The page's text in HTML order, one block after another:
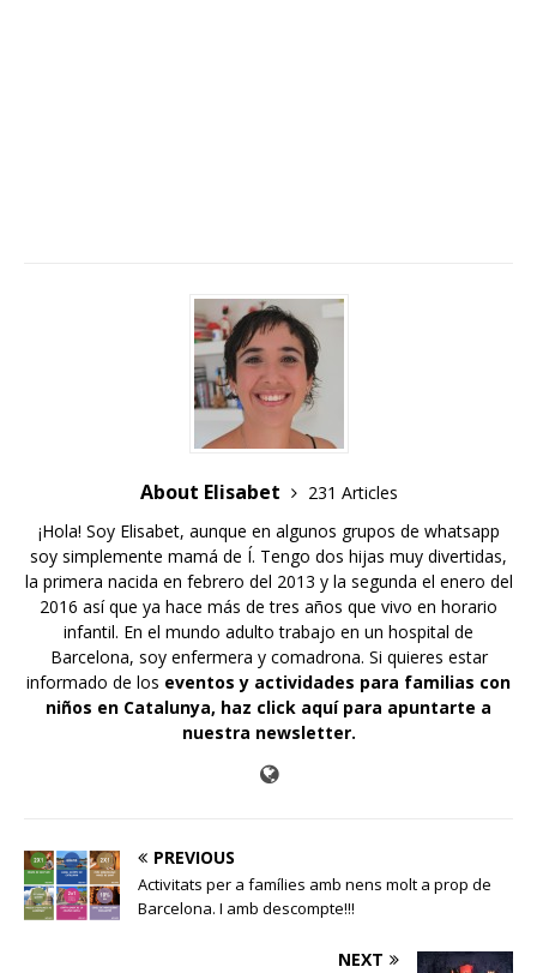
About Elisabet
231 Articles
¡Hola! Soy Elisabet, aunque en algunos grupos de whatsapp
soy simplemente mamá de Í. Tengo dos hijas muy divertidas,
la primera nacida en febrero del 2013 y la segunda el enero del
2016 así que ya hace más de tres años que vivo en horario
infantil. En el mundo adulto trabajo en un hospital de
Barcelona, soy enfermera y comadrona. Si quieres estar
informado de los eventos y actividades para familias con
niños en Catalunya, haz click aquí para apuntarte a
nuestra newsletter.
PREVIOUS
Activitats per a famílies amb nens molt a prop de
Barcelona. I amb descompte!!!
NEXT